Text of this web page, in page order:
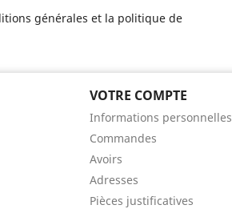
générales et la politique de
VOTRE COMPTE
Informations personnelles
Commandes
Avoirs
Adresses
Pièces justificatives